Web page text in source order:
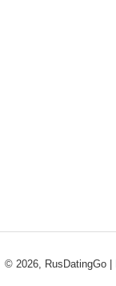
© 2026, RusDatingGo |